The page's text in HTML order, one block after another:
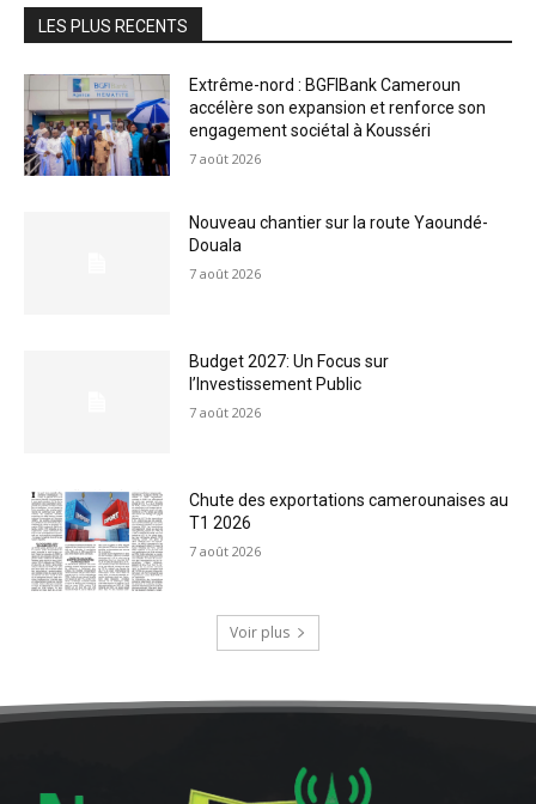
LES PLUS RECENTS
Extrême-nord : BGFIBank Cameroun
accélère son expansion et renforce son
engagement sociétal à Kousséri
7 août 2026
Nouveau chantier sur la route Yaoundé-
Douala
7 août 2026
Budget 2027: Un Focus sur
l’Investissement Public
7 août 2026
Chute des exportations camerounaises au
T1 2026
7 août 2026
Voir plus